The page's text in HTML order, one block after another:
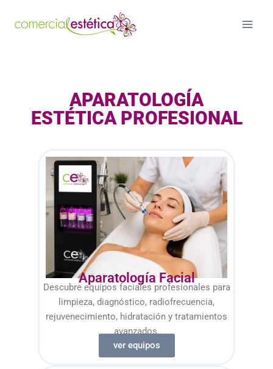
APARATOLOGÍA
ESTÉTICA PROFESIONAL
Aparatología Facial
Descubre equipos faciales profesionales para
limpieza, diagnóstico, radiofrecuencia,
rejuvenecimiento, hidratación y tratamientos
avanzados.
ver equipos